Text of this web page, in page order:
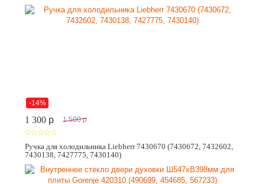
-14%
1 300 p 1 500 p
Ручка для холодильника Liebherr 7430670 (7430672, 7432602,
7430138, 7427775, 7430140)